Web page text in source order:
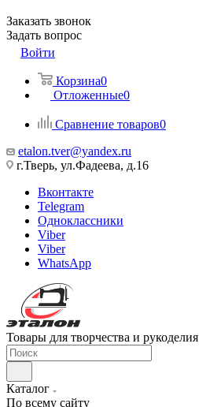
Заказать звонок
Задать вопрос
Войти
Корзина0
Отложенные0
Сравнение товаров0
etalon.tver@yandex.ru
г.Тверь, ул.Фадеева, д.16
Вконтакте
Telegram
Одноклассники
Viber
Viber
WhatsApp
Товары для творчества и рукоделия
Каталог
По всему сайту